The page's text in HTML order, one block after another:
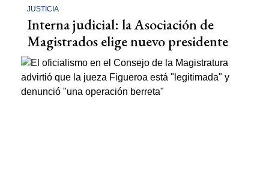
JUSTICIA
Interna judicial: la Asociación de
Magistrados elige nuevo presidente